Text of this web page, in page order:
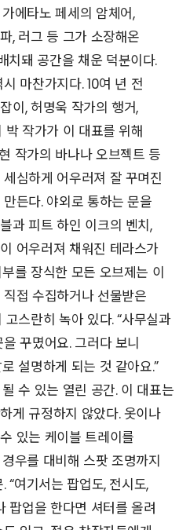
에타노 페세의 암체어,
, 러그 등 그가 소장해온
치돼 공간을 채운 덕분이다.
마찬가지다. 10여 년 전
이, 허명욱 작가의 행거,
작가가 이 대표를 위해
작가의 바나나 오브젝트 등
심하게 어우러져 잘 꾸며진
든다. 야외로 통하는 문을
과 피트 하인 이크의 벤치,
어우러져 채워진 테라스가
를 장식한 모든 오브제는 이
접 수집하거나 선물받은
스란히 녹아 있다. “사무실과
꾸몄어요. 그러다 보니
설명하게 되는 것 같아요.”
수 있는 열린 공간. 이 대표는
게 규정하지 않았다. 옷이나
있는 케이블 트레이를
우를 대비해 스팟 조명까지
“여기서는 팝업도, 전시도,
팝업을 한다면 셔터를 올려